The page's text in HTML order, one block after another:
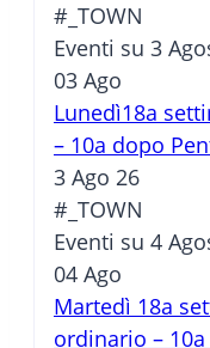
#_TOWN
Eventi su 3
03 Ago
Lunedì18a
– 10a dopo
3 Ago 26
#_TOWN
Eventi su 4
04 Ago
Martedì 18a
ordinario –